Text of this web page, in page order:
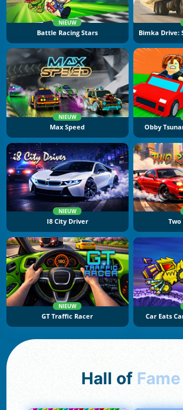
NIEUW
Battle Racing Stars
NIEUW
Max Speed Obby
NIEUW
I8 City Driver Two
NIEUW
GT Traffic Racer Car Eats
Hall of Fame